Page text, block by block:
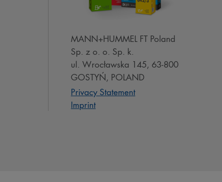
MANN+HUMMEL FT Poland
Sp. z o. o. Sp. k.
ul. Wrocławska 145, 63-800
GOSTYŃ, POLAND
Privacy Statement
Imprint